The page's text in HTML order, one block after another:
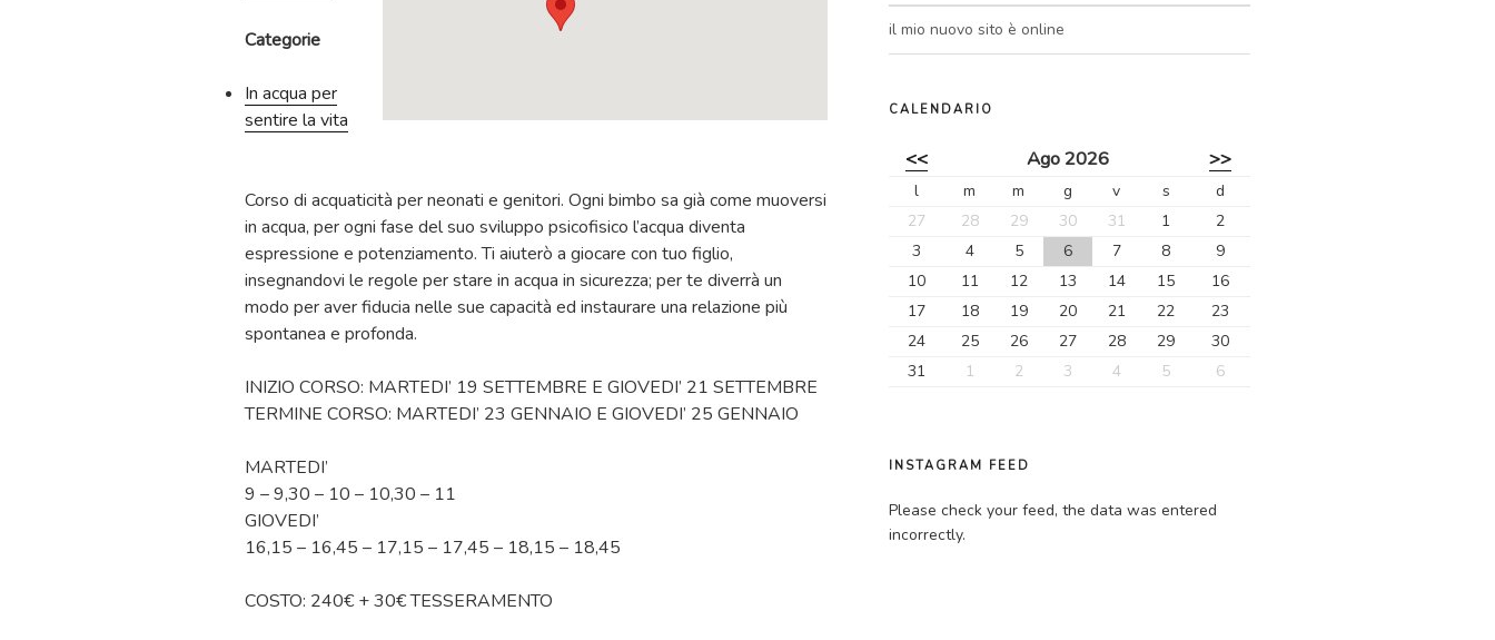
Categorie
In acqua per
sentire la vita
Corso di acquaticità per neonati e genitori. Ogni bimbo sa già come muoversi
in acqua, per ogni fase del suo sviluppo psicofisico l’acqua diventa
espressione e potenziamento. Ti aiuterò a giocare con tuo figlio,
insegnandovi le regole per stare in acqua in sicurezza; per te diverrà un
modo per aver fiducia nelle sue capacità ed instaurare una relazione più
spontanea e profonda.
INIZIO CORSO: MARTEDI’ 19 SETTEMBRE E GIOVEDI’ 21 SETTEMBRE
TERMINE CORSO: MARTEDI’ 23 GENNAIO E GIOVEDI’ 25 GENNAIO
MARTEDI’
9 – 9,30 – 10 – 10,30 – 11
GIOVEDI’
16,15 – 16,45 – 17,15 – 17,45 – 18,15 – 18,45
COSTO: 240€ + 30€ TESSERAMENTO
il mio nuovo sito è online
CALENDARIO
<< Ago 2026 >>
l m m g v s
d
27
28 29 30 31 1
2
3
4 5 6 7 8
9
10
11 12 13 14 15
16
17
18 19 20 21 22
23
24
25 26 27 28 29
30
31
1 2 3 4 5 6
INSTAGRAM FEED
Please check your feed, the data was entered
incorrectly.